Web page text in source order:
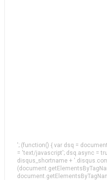
'; (function() { var dsq =
= 'text/javascript'; dsq.async =
disqus_shortname +